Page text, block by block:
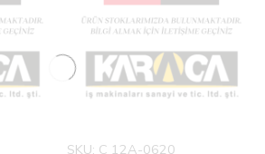
SKU: C 12A-0620